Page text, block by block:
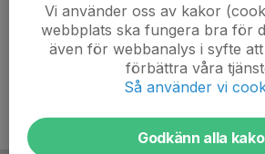
Vi använder oss av kakor
webbplats ska fungera bra för
även för webbanalys i syfte
förbättra våra
Så använder vi
Godkänn alla